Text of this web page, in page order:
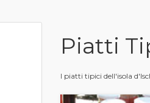
Piatti
I piatti tipici dell'isola